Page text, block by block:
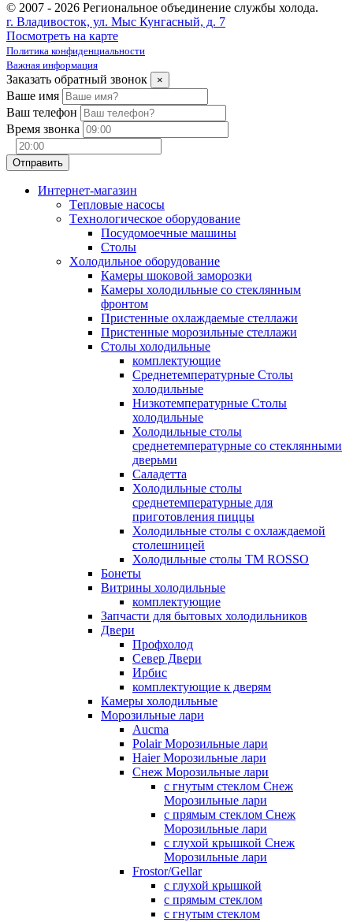
© 2007 - 2026 Региональное объединение службы холода.
г. Владивосток, ул. Мыс Кунгасный, д. 7
Посмотреть на карте
Политика конфиденциальности
Важная информация
Заказать обратный звонок ×
Ваше имя
Ваш телефон
Время звонка
Интернет-магазин
Tепловые насосы
Tехнологическое оборудование
Посудомоечные машины
Столы
Xолодильное оборудование
Камеры шоковой заморозки
Камеры холодильные со стеклянным
фронтом
Пристенные охлаждаемые стеллажи
Пристенные морозильные стеллажи
Столы холодильные
комплектующие
Среднетемпературные Столы
холодильные
Низкотемпературные Столы
холодильные
Холодильные столы
среднетемпературные со стеклянными
дверьми
Саладетта
Холодильные столы
среднетемпературные для
приготовления пиццы
Холодильные столы с охлаждаемой
столешницей
Холодильные столы ТМ ROSSO
Бонеты
Витрины холодильные
комплектующие
Запчасти для бытовых холодильников
Двери
Профхолод
Север Двери
Ирбис
комплектующие к дверям
Камеры холодильные
Морозильные лари
Aucma
Polair Морозильные лари
Haier Морозильные лари
Снеж Морозильные лари
с гнутым стеклом Снеж
Морозильные лари
с прямым стеклом Снеж
Морозильные лари
с глухой крышкой Снеж
Морозильные лари
Frostor/Gellar
с глухой крышкой
с прямым стеклом
с гнутым стеклом